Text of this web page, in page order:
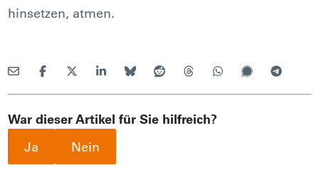
hinsetzen, atmen.
War dieser Artikel für Sie hilfreich?
Ja
Nein